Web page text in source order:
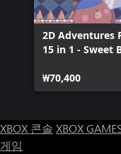
2D Adventures
15 in 1 - Sweet
₩70,400
XBOX 콘솔 XBOX
게임